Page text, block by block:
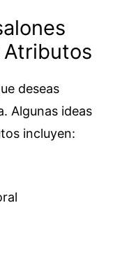
Atributos
deseas
Algunas ideas
incluyen: